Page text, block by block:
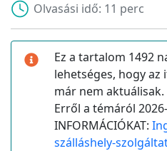
Olvasási idő: 11 perc
Ez a tartalom 1492
lehetséges, hogy
már nem aktuálisak.
Erről a témáról
INFORMÁCIÓKAT:
szálláshely-